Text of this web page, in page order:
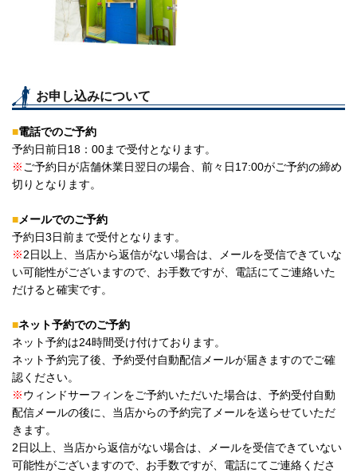
お申し込みについて
■電話でのご予約
予約日前日18：00まで受付となります。
※ご予約日が店舗休業日翌日の場合、前々日17:00がご予約の締め
切りとなります。
■メールでのご予約
予約日3日前まで受付となります。
※2日以上、当店から返信がない場合は、メールを受信できていな
い可能性がございますので、お手数ですが、電話にてご連絡いた
だけると確実です。
■ネット予約でのご予約
ネット予約は24時間受け付けております。
ネット予約完了後、予約受付自動配信メールが届きますのでご確
認ください。
※ウィンドサーフィンをご予約いただいた場合は、予約受付自動
配信メールの後に、当店からの予約完了メールを送らせていただ
きます。
2日以上、当店から返信がない場合は、メールを受信できていない
可能性がございますので、お手数ですが、電話にてご連絡くださ